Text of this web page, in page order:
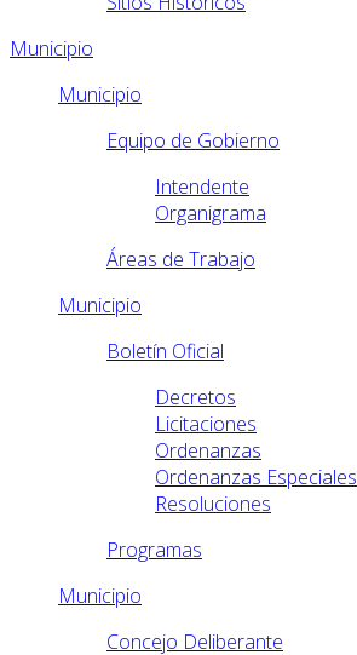
Municipio
Municipio
Equipo de Gobierno
Intendente
Organigrama
Áreas de Trabajo
Municipio
Boletín Oficial
Decretos
Licitaciones
Ordenanzas
Ordenanzas Especiales
Resoluciones
Programas
Municipio
Concejo Deliberante